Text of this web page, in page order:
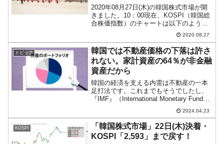
2020年08月27日(木)の韓国株式市場が開
きました。10：00現在、KOSPI（韓国総
合株価指数）のチャートは以下のように
『Investing.com』より引用）。またです
(笑)。上がって始まったのですが現在は
下...
2020.08.27
トピック
韓国では不動産価格の下落は許さ
れない。家計資産の64％が非金融
資産だから
韓国の経済を支える内需は不動産の一本
足打法です。これまでもそうでしたし、
『IMF』（International Monetary Fundの
略：国際通貨基金）から「内需を育てな
いといけませんよ」と指摘されてきたの
に、できませんでした。いまだ...
2024.04.23
KOSPI
「韓国株式市場」22日(木)決着・
KOSPI「2,593」まで戻す！